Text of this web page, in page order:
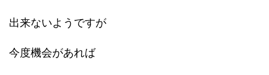
出来ないようですが
今度機会があれば